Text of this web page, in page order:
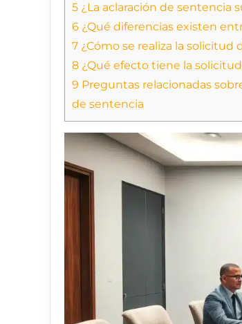
5 ¿La aclaración de sentencia
6 ¿Qué diferencias existen
7 ¿Cómo se realiza la solicitud
8 ¿Qué efecto tiene la
9 Preguntas relacionadas
de sentencia